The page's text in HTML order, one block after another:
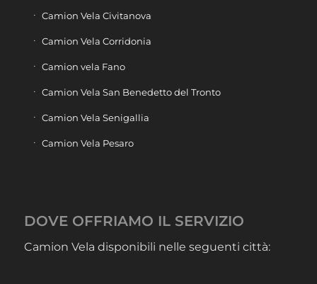
Camion Vela Civitanova
Camion Vela Corridonia
Camion vela Fano
Camion Vela San Benedetto del Tronto
Camion Vela Senigallia
Camion Vela Pesaro
DOVE OFFRIAMO IL SERVIZIO
Camion Vela disponibili nelle seguenti città: